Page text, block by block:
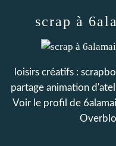
scrap à
loisirs créatifs :
partage animation
Voir le profil de